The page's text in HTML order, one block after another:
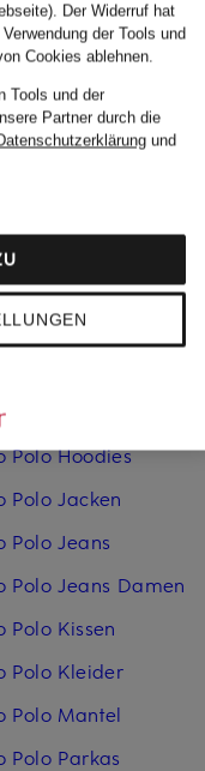
Polo Culottes
Polo Denim
Polo Handtücher
Polo Herren
Polo Herren Jacken
Polo Hoodies
Polo Hoodies
Polo Jacken
Polo Jeans
Polo Jeans Damen
Polo Kissen
Polo Kleider
Polo Mantel
Polo Parkas
Der Widerruf hat
der Tools und
Cookies ablehnen.
Tools und der
Partner durch die
und